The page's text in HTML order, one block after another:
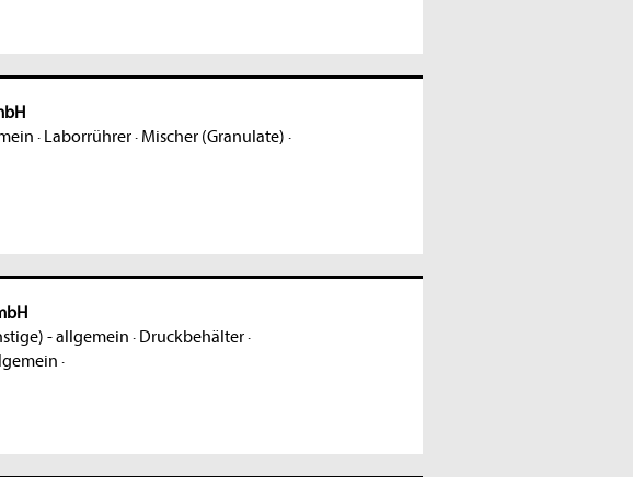
· Laborrührer· Mischer (Granulate) ·
- allgemein · Druckbehälter·
·